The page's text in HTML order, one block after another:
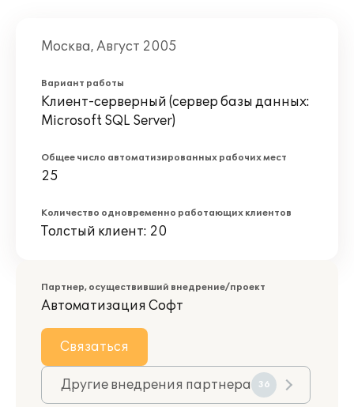
Москва, Август 2005
Вариант работы
Клиент-серверный (сервер базы данных:
Microsoft SQL Server)
Общее число автоматизированных рабочих мест
25
Количество одновременно работающих клиентов
Толстый клиент: 20
Партнер, осуществивший внедрение/проект
Автоматизация Софт
Связаться
Другие внедрения партнера 36